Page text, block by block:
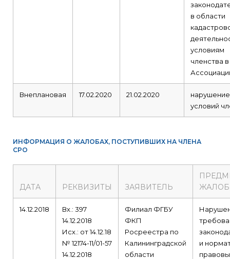
в области
условиям
членства в
Внеплановая 17.02.2020 21.02.2020
нарушение
условий
ИНФОРМАЦИЯ О ЖАЛОБАХ, ПОСТУПИВШИХ НА ЧЛЕНА
СРО
ДАТА РЕКВИЗИТЫ ЗАЯВИТЕЛЬ
14.12.2018
Вх.: 397
14.12.2018
Исх.: от 14.12.18
№ 12174-11/01-57
14.12.2018
Филиал ФГБУ
ФКП
Росреестра по
Калининградской
области
и